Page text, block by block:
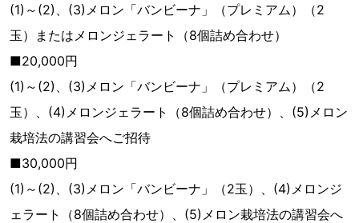
(1)～(2)、(3)メロン「バンビーナ」（プレミアム）（2
玉）またはメロンジェラート（8個詰め合わせ）
■20,000円
(1)～(2)、(3)メロン「バンビーナ」（プレミアム）（2
玉）、(4)メロンジェラート（8個詰め合わせ）、(5)メロン
栽培法の講習会へご招待
■30,000円
(1)～(2)、(3)メロン「バンビーナ」（2玉）、(4)メロンジ
ェラート（8個詰め合わせ）、(5)メロン栽培法の講習会へ